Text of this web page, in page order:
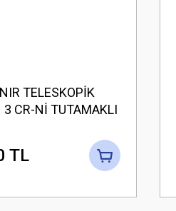
TELESKOPİK
3 CR-Nİ TUTAMAKLI
TL